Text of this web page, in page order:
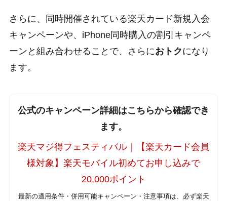
さらに、同時開催されている楽天カード新規入会
キャンペーンや、iPhone同時購入の割引キャンペ
ーンと組み合わせることで、さらにおトクになり
ます。
公式のキャンペーン詳細はこちらから確認でき
ます。
楽天マジ得フェスティバル｜【楽天カード会員
様対象】楽天モバイル初めてお申し込みで
20,000ポイント
最新の適用条件・併用可能キャンペーン・注意事項は、必ず楽天